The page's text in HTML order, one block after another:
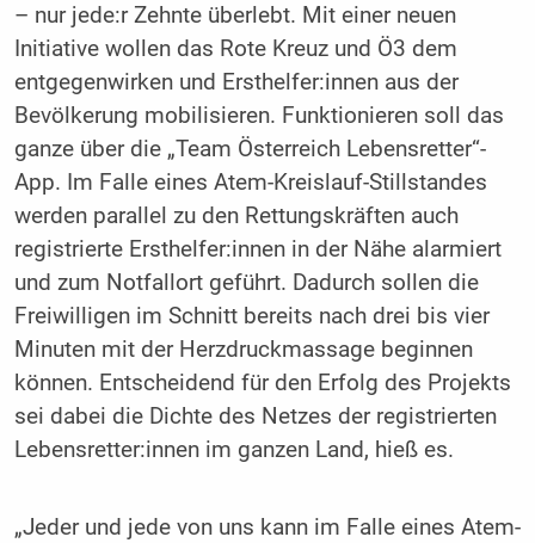
– nur jede:r Zehnte überlebt. Mit einer neuen
Initiative wollen das Rote Kreuz und Ö3 dem
entgegenwirken und Ersthelfer:innen aus der
Bevölkerung mobilisieren. Funktionieren soll das
ganze über die „Team Österreich Lebensretter“-
App. Im Falle eines Atem-Kreislauf-Stillstandes
werden parallel zu den Rettungskräften auch
registrierte Ersthelfer:innen in der Nähe alarmiert
und zum Notfallort geführt. Dadurch sollen die
Freiwilligen im Schnitt bereits nach drei bis vier
Minuten mit der Herzdruckmassage beginnen
können. Entscheidend für den Erfolg des Projekts
sei dabei die Dichte des Netzes der registrierten
Lebensretter:innen im ganzen Land, hieß es.
„Jeder und jede von uns kann im Falle eines Atem-